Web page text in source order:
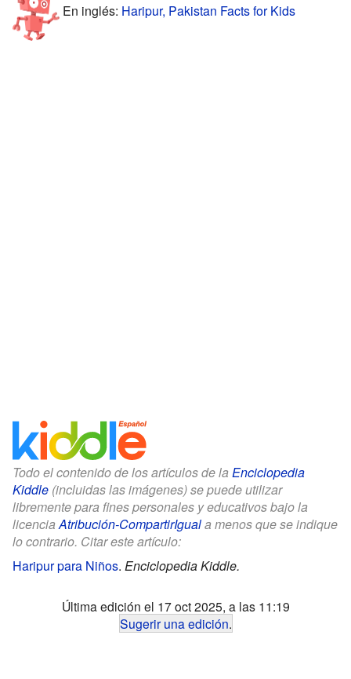
En inglés: Haripur, Pakistan Facts for Kids
Todo el contenido de los artículos de la Enciclopedia
Kiddle (incluidas las imágenes) se puede utilizar
libremente para fines personales y educativos bajo la
licenciaAtribución-CompartirIguala menos que se indique
lo contrario. Citar este artículo:
Haripur para Niños. Enciclopedia Kiddle.
Última edición el 17 oct 2025, a las 11:19
Sugerir una edición.